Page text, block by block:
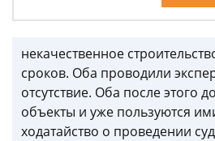
некачественное
сроков. Оба проводили
отсутствие. Оба после этого
объекты и уже пользуются
ходатайство о проведении